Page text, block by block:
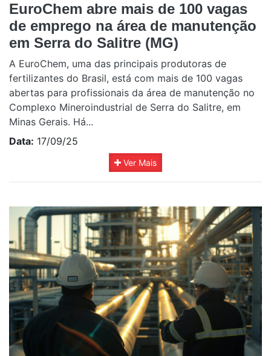
EuroChem abre mais de 100 vagas
de emprego na área de manutenção
em Serra do Salitre (MG)
A EuroChem, uma das principais produtoras de
fertilizantes do Brasil, está com mais de 100 vagas
abertas para profissionais da área de manutenção no
Complexo Mineroindustrial de Serra do Salitre, em
Minas Gerais. Há...
Data: 17/09/25
Ver Mais